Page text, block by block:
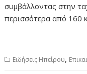
συμβάλλοντας στην
περισσότερα από 160
Ειδήσεις Ηπείρου,